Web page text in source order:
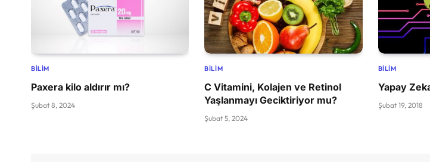
BILIM
Paxera kilo aldırır mı?
Şubat 8, 2024
BILIM
C Vitamini, Kolajen ve Retinol
Yaşlanmayı Geciktiriyor mu?
Şubat 5, 2024
BILIM
Yapay
Şubat 19, 2018